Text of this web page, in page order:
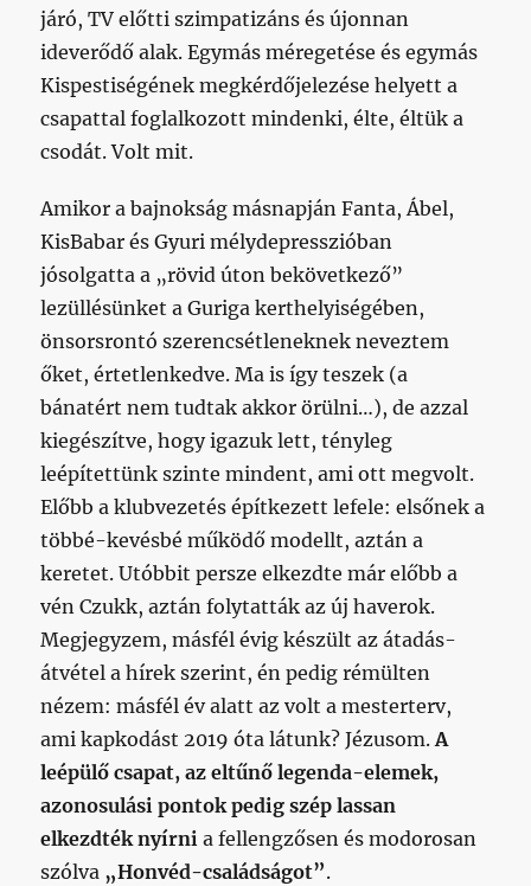
járó, TV előtti szimpatizáns és újonnan
ideverődő alak. Egymás méregetése és egymás
Kispestiségének megkérdőjelezése helyett a
csapattal foglalkozott mindenki, élte, éltük a
csodát. Volt mit.
Amikor a bajnokság másnapján Fanta, Ábel,
KisBabar és Gyuri mélydepresszióban
jósolgatta a „rövid úton bekövetkező”
lezüllésünket a Guriga kerthelyiségében,
önsorsrontó szerencsétleneknek neveztem
őket, értetlenkedve. Ma is így teszek (a
bánatért nem tudtak akkor örülni…), de azzal
kiegészítve, hogy igazuk lett, tényleg
leépítettünk szinte mindent, ami ott megvolt.
Előbb a klubvezetés építkezett lefele: elsőnek a
többé-kevésbé működő modellt, aztán a
keretet. Utóbbit persze elkezdte már előbb a
vén Czukk, aztán folytatták az új haverok.
Megjegyzem, másfél évig készült az átadás-
átvétel a hírek szerint, én pedig rémülten
nézem: másfél év alatt az volt a mesterterv,
ami kapkodást 2019 óta látunk? Jézusom.A
leépülő csapat, az eltűnő legenda-elemek,
azonosulási pontok pedig szép lassan
elkezdték nyírnia fellengzősen és modorosan
szólva „Honvéd-családságot”.